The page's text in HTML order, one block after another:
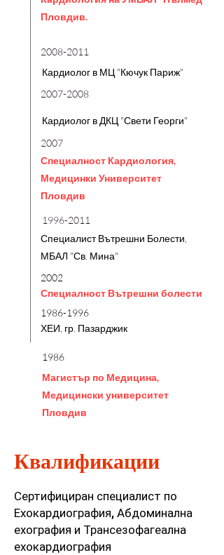
Пловдив.
2008-2011
Кардиолог в МЦ "Кючук Париж"
2007-2008
Кардиолог в ДКЦ "Свети Георги"
2007
Специалност Кардиология,
Медицинки Университет
Пловдив
1996-2011
Специалист Вътрешни Болести,
МБАЛ "Св. Мина"
2002
Специалност Вътрешни болести
1986-1996
ХЕИ, гр. Пазарджик
1986
Магистър по Медицина,
Медицински университет
Пловдив
Квалификации
Сертифициран специалист по
Ехокардиография, Абдоминална
ехография и Трансезофагеална
ехокардиография